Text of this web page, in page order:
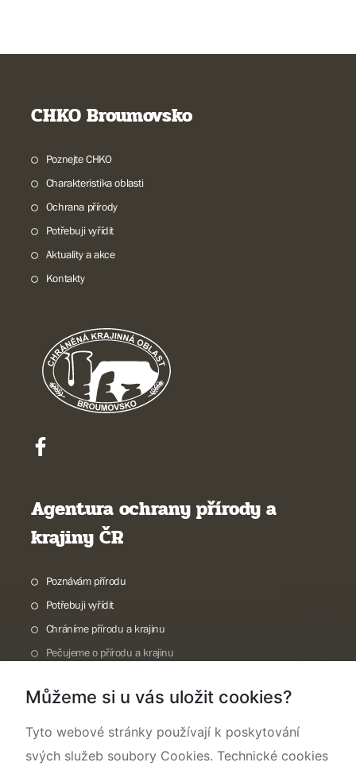
CHKO Broumovsko
Poznejte CHKO
Charakteristika oblasti
Ochrana přírody
Potřebuji vyřídit
Aktuality a akce
Kontakty
Agentura ochrany přírody a
krajiny ČR
Poznávám přírodu
Potřebuji vyřídit
Chráníme přírodu a krajinu
Pečujeme o přírodu a krajinu
O nás
Můžeme si u vás uložit cookies?
Tyto webové stránky používají k poskytování
svých služeb soubory Cookies. Technické cookies